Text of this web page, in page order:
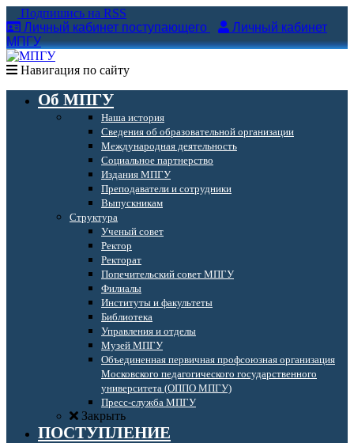
Подпишись на RSS
Личный кабинет поступающего
Личный кабинет
МПГУ
Навигация по сайту
Об МПГУ
Наша история
Сведения об образовательной организации
Международная деятельность
Социальное партнерство
Издания МПГУ
Преподаватели и сотрудники
Выпускникам
Структура
Ученый совет
Ректор
Ректорат
Попечительский совет МПГУ
Филиалы
Институты и факультеты
Библиотека
Управления и отделы
Музей МПГУ
Объединенная первичная профсоюзная организация
Московского педагогического государственного
университета (ОППО МПГУ)
Пресс-служба МПГУ
Закрыть
ПОСТУПЛЕНИЕ